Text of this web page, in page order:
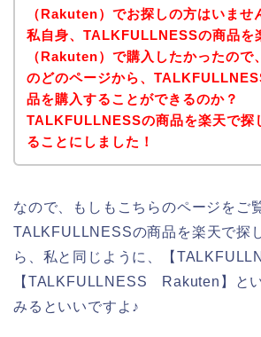
（Rakuten）でお探しの方はいませ
私自身、TALKFULLNESSの商品を
（Rakuten）で購入したかったので
のどのページから、
品を購入することができるのか？
TALKFULLNESSの商品を楽天で探
ることにしました！
なので、もしもこちらのページをご
TALKFULLNESSの商品を楽天で探
ら、私と同じように、【
【TALKFULLNESS Rakuten】と
みるといいですよ♪